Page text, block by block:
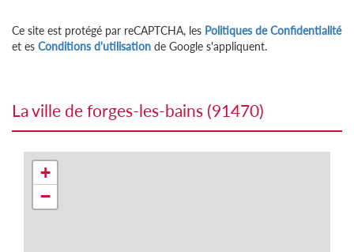
Ce site est protégé par reCAPTCHA, les Politiques de Confidentialité
et es Conditions d'utilisation de Google s'appliquent.
la ville de forges-les-bains (91470)
+
−